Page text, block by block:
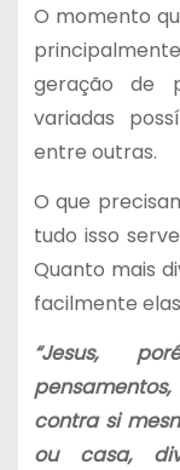
O momento
geração de
variadas
entre outras.
O que
tudo isso
Quanto mais
facilmente
“Jesus,
contra si
ou casa,